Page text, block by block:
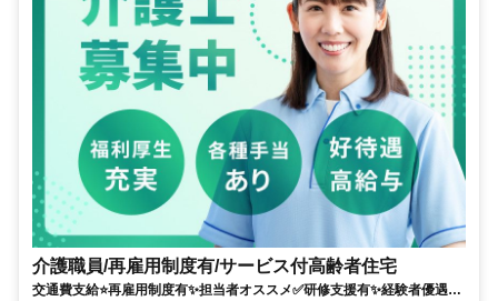
介護職員/再雇用制度有/サービス付高齢者住宅
交通費支給⭐️再雇用制度有✨担当者オススメ✅️研修支援有✨経験者優遇⭕️